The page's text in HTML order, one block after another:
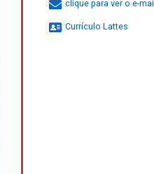
clique para ver o e-mail
Currículo Lattes